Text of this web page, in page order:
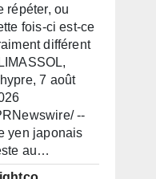
répéter, ou
fois-ci est-ce
différent
7 août
--
yen japonais
au…